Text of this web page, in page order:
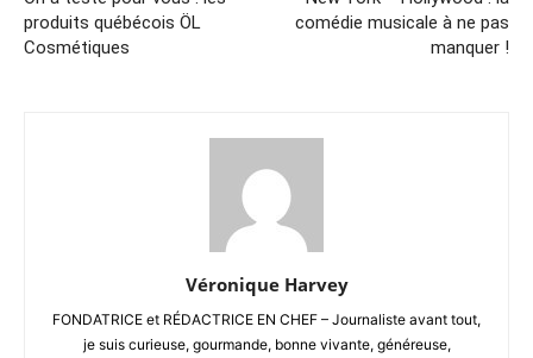
produits québécois ÖL
Cosmétiques
comédie musicale à ne pas
manquer !
Véronique Harvey
FONDATRICE et RÉDACTRICE EN CHEF – Journaliste avant tout,
je suis curieuse, gourmande, bonne vivante, généreuse,